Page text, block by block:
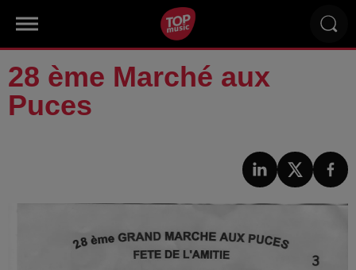
28 ème Marché aux
Puces